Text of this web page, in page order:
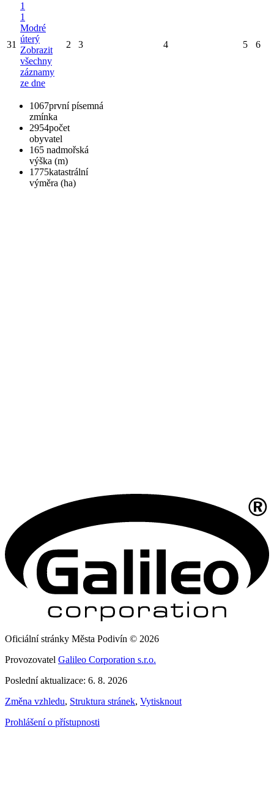
31
1
1
Modré
úterý
Zobrazit
všechny
záznamy
ze dne
2 3 4 5 6
1067první písemná
zmínka
2954počet
obyvatel
165 nadmořská
výška (m)
1775katastrální
výměra (ha)
Oficiální stránky Města Podivín © 2026
Provozovatel Galileo Corporation s.r.o.
Poslední aktualizace: 6. 8. 2026
Změna vzhledu, Struktura stránek, Vytisknout
Prohlášení o přístupnosti